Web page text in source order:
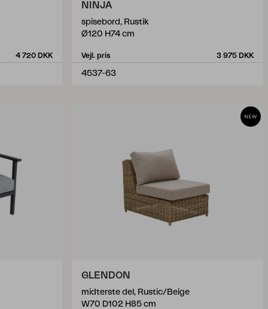
4 720 DKK
NINJA
spisebord, Rustik
Ø120 H74 cm
Vejl. pris 3 975 DKK
4537-63
GLENDON
midterste del, Rustic/Beige
W70 D102 H85 cm